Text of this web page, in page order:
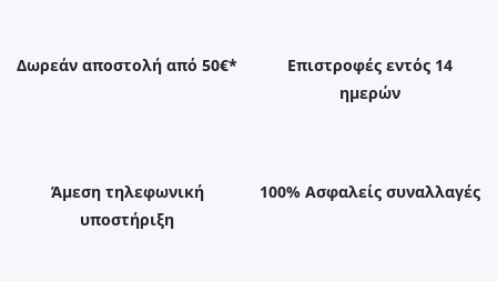
Δωρεάν αποστολή από 50€*
Επιστροφές εντός 14
ημερών
Άμεση τηλεφωνική
υποστήριξη
100% Ασφαλείς συναλλαγές